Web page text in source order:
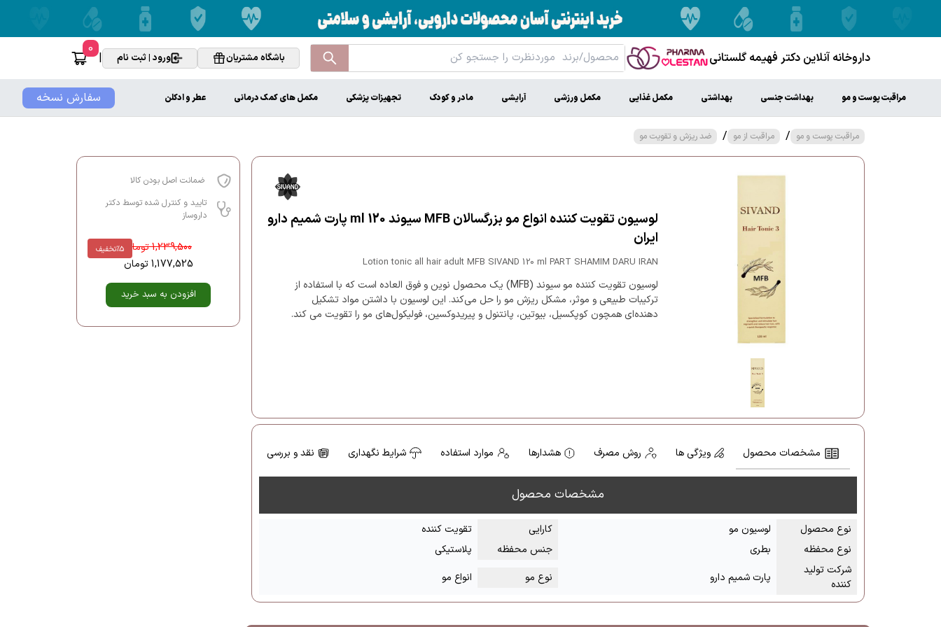
داروخانه آنلاین دکتر فهیمه گلستانی باشگاه مشتریان ورود | ثبت نام |
0
سفارش نسخه مراقبت پوست و مو بهداشت جنسی بهداشتی مکمل غذایی مکمل ورزشی آرایشی مادر و کودک تجهیزات پزشکی مکمل های کمک درمانی عطر و ادکلن
مراقبت پوست و مو / مراقبت از مو / ضد ریزش و تقویت مو
لوسیون تقویت کننده انواع مو بزرگسالان MFB سیوند 120 ml پارت شمیم دارو
ایران
Lotion tonic all hair adult MFB SIVAND 120 ml PART SHAMIM DARU IRAN
لوسیون تقویت کننده مو سیوند (MFB) یک محصول نوین و فوق العاده است که با استفاده از
ترکیبات طبیعی و موثر، مشکل ریزش مو را حل می‌کند. این لوسیون با داشتن مواد تشکیل
دهنده‌ای همچون کوپکسیل، بیوتین، پانتنول و پیریدوکسین، فولیکول‌های مو را تقویت می کند.
مشخصات محصول ویژگی ها روش مصرف هشدارها موارد استفاده شرایط نگهداری نقد و بررسی
مشخصات محصول
نوع محصول لوسیون مو کارایی
تقویت کننده
نوع محفظه
بطری جنس محفظه
پلاستیکی
شرکت تولید
کننده
پارت شمیم دارو نوع مو انواع مو
ضمانت اصل بودن کالا
تایید و کنترل شده توسط دکتر
داروساز
%5تخفیف 1,239,500تومان
1,177,525 تومان
افزودن به سبد خرید